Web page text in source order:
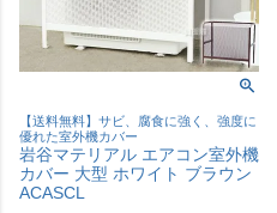
【送料無料】サビ、腐食に強く、強度に
優れた室外機カバー
岩谷マテリアル エアコン室外機
カバー 大型 ホワイト ブラウン
ACASCL